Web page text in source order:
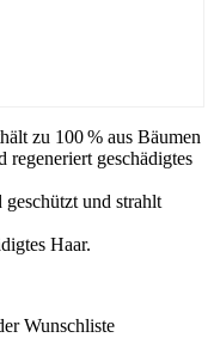
zu 100 % aus Bäumen
geschädigtes
und strahlt
Haar.
Wunschliste